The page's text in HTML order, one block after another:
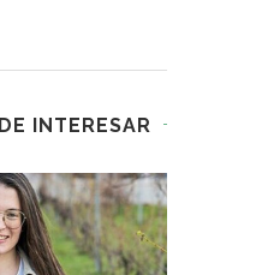
INTERESAR